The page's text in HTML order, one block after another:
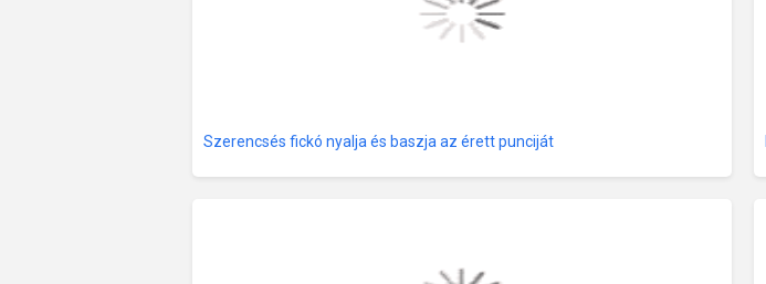
Szerencsés fickó nyalja és baszja az érett punciját